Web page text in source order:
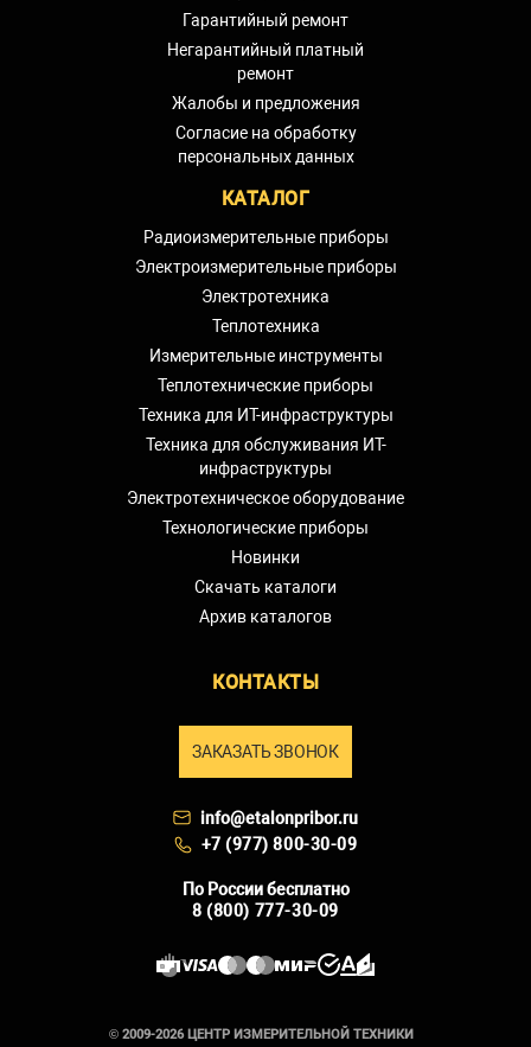
Гарантийный ремонт
Негарантийный платный
ремонт
Жалобы и предложения
Согласие на обработку
персональных данных
КАТАЛОГ
Радиоизмерительные приборы
Электроизмерительные приборы
Электротехника
Теплотехника
Измерительные инструменты
Теплотехнические приборы
Техника для ИТ-инфраструктуры
Техника для обслуживания ИТ-
инфраструктуры
Электротехническое оборудование
Технологические приборы
Новинки
Скачать каталоги
Архив каталогов
КОНТАКТЫ
ЗАКАЗАТЬ ЗВОНОК
info@etalonpribor.ru
+7 (977) 800-30-09
По России бесплатно
8 (800) 777-30-09
© 2009-2026 ЦЕНТР ИЗМЕРИТЕЛЬНОЙ ТЕХНИКИ